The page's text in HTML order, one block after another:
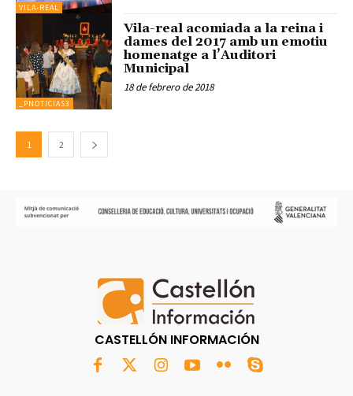
VILA-REAL
_PNOTICIAS3
Vila-real acomiada a la reina i
dames del 2017 amb un emotiu
homenatge a l’Auditori
Municipal
18 de febrero de 2018
1 2
CASTELLÓN INFORMACIÓN